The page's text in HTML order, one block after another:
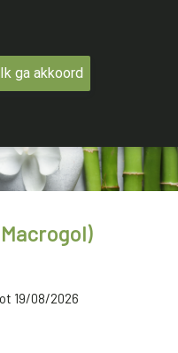
19/08/2026
Ik ga akkoord